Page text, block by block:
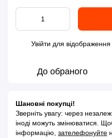
Увійти для відображення
До обраного
Шановні покупці!
Зверніть увагу: через
іноді можуть змінюватися.
інформацію, зателефонуйте